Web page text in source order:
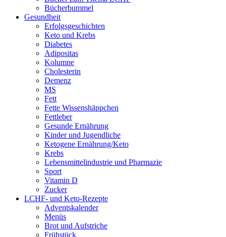
Bücherbummel
Gesundheit
Erfolgsgeschichten
Keto und Krebs
Diabetes
Adipositas
Kolumne
Cholesterin
Demenz
MS
Fett
Fette Wissenshäppchen
Fettleber
Gesunde Ernährung
Kinder und Jugendliche
Ketogene Ernährung/Keto
Krebs
Lebensmittelindustrie und Pharmazie
Sport
Vitamin D
Zucker
LCHF- und Keto-Rezepte
Adventskalender
Menüs
Brot und Aufstriche
Frühstück